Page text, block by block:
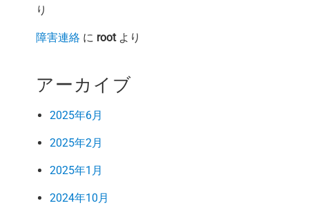
り
障害連絡に rootより
アーカイブ
2025年6月
2025年2月
2025年1月
2024年10月